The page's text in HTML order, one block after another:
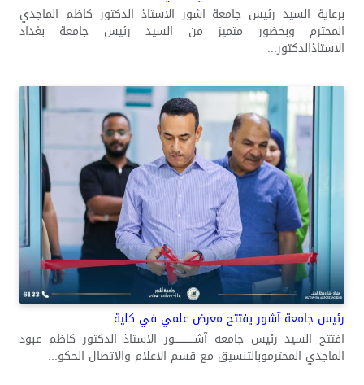
برعاية السيد رئيس جامعة اشور الاستاذ الدكتور كاظم الماجدي
المحترم وبحضور متميز من السيد رئيس جامعة بغداد
الاستاذالدكتور...
رئيس جامعة آشور يفتتح معرض علمي في كلية...
افتتح السيد رئيس جامعه آشــــــــــــور الاستاذ الدكتور كاظم عبود
الماجدي المحترموبالتنسيق مع قسم الاعلام والاتصال الحكو...